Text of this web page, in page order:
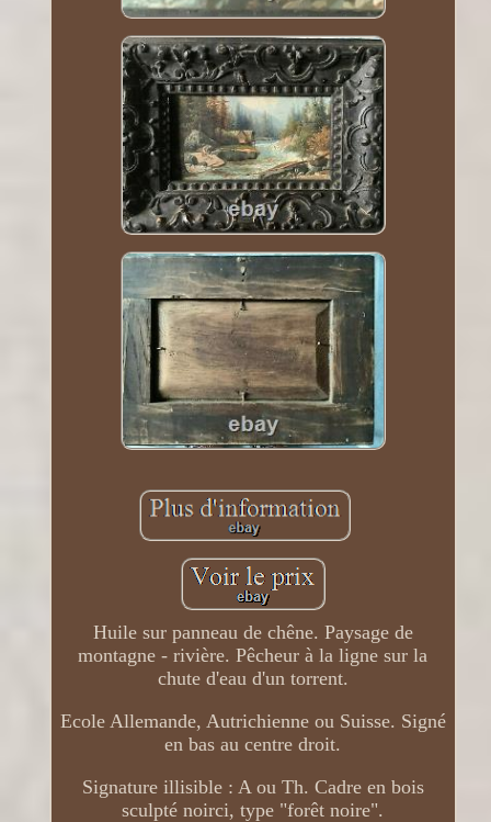
Huile sur panneau de chêne. Paysage de
montagne - rivière. Pêcheur à la ligne sur la
chute d'eau d'un torrent.
Ecole Allemande, Autrichienne ou Suisse. Signé
en bas au centre droit.
Signature illisible : A ou Th. Cadre en bois
sculpté noirci, type "forêt noire".